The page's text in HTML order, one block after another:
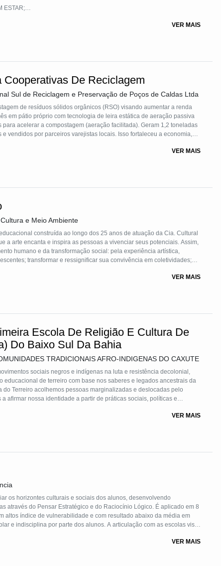
ESTAR;
9-INDUSTRIA, INOVAÇÃO E INFRAESTRUTURA; 10- REDUÇÃO
VER MAIS
De Reciclagem
Sul de Reciclagem e Preservação de Poços de Caldas Ltda
de resíduos sólidos orgânicos (RSO) visando aumentar a renda
em pátio próprio com tecnologia de leira estática de aeração passiva
acelerar a compostagem (aeração facilitada). Geram 1,2 toneladas
vendidos por parceiros varejistas locais. Isso fortaleceu a economia,
e a pesquisa.
VER MAIS
e Meio Ambiente
construída ao longo dos 25 anos de atuação da Cia. Cultural
a arte encanta e inspira as pessoas a vivenciar seus potenciais. Assim,
humano e da transformação social: pela experiência artística,
transformar e ressignificar sua convivência em coletividades;
artísticas.
VER MAIS
Escola De Religião E Cultura De
Do Baixo Sul Da Bahia
TRADICIONAIS AFRO-INDIGENAS DO CAXUTE
sociais negros e indígenas na luta e resistência decolonial,
educacional de terreiro com base nos saberes e legados ancestrais da
Terreiro acolhemos pessoas marginalizadas e deslocadas pelo
afirmar nossa identidade a partir de práticas sociais, políticas e
que compõem a identidade coletiva da comunidade.
VER MAIS
os horizontes culturais e sociais dos alunos, desenvolvendo
através do Pensar Estratégico e do Raciocínio Lógico. É aplicado em 8
altos índice de vulnerabilidade e com resultado abaixo da média em
e indisciplina por parte dos alunos. A articulação com as escolas visa
encontrem na escola um ambiente transformador.
VER MAIS